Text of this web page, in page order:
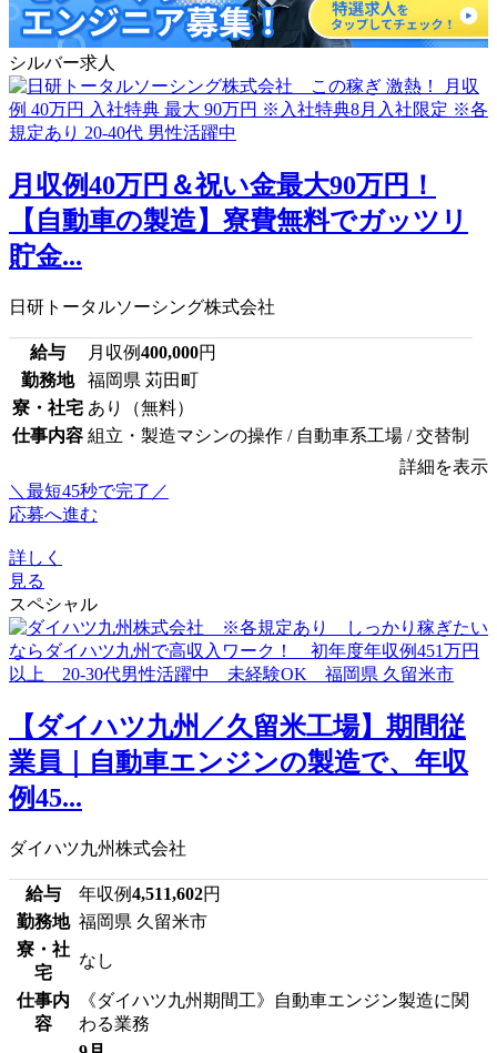
シルバー求人
月収例40万円＆祝い金最大90万円！
【自動車の製造】寮費無料でガッツリ
貯金...
日研トータルソーシング株式会社
給与 月収例400,000円
勤務地
福岡県 苅田町
寮・社宅 あり（無料）
仕事内容 組立・製造マシンの操作 / 自動車系工場 / 交替制
詳細を表示
＼最短45秒で完了／
応募へ進む
詳しく
見る
スペシャル
【ダイハツ九州／久留米工場】期間従
業員｜自動車エンジンの製造で、年収
例45...
ダイハツ九州株式会社
給与 年収例4,511,602円
勤務地 福岡県 久留米市
寮・社
宅
なし
仕事内
容
《ダイハツ九州期間工》自動車エンジン製造に関
わる業務